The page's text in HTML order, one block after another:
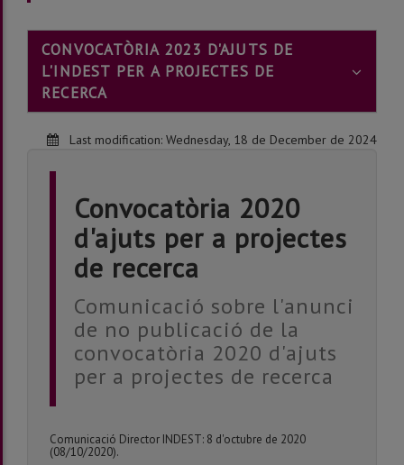
CONVOCATÒRIA 2023 D'AJUTS DE
L'INDEST PER A PROJECTES DE
RECERCA
Last modification: Wednesday, 18 de December de 2024
Convocatòria 2020
d'ajuts per a projectes
de recerca
Comunicació sobre l'anunci
de no publicació de la
convocatòria 2020 d'ajuts
per a projectes de recerca
Comunicació Director INDEST: 8 d'octubre de 2020
(08/10/2020).